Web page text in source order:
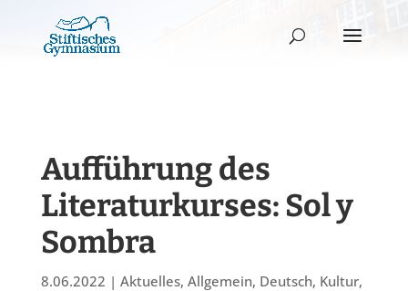
Aufführung des
Literaturkurses: Sol y
Sombra
8.06.2022 | Aktuelles, Allgemein, Deutsch, Kultur,